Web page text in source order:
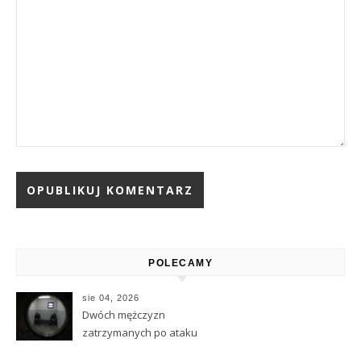
POLECAMY
sie 04, 2026
Dwóch mężczyzn
zatrzymanych po ataku